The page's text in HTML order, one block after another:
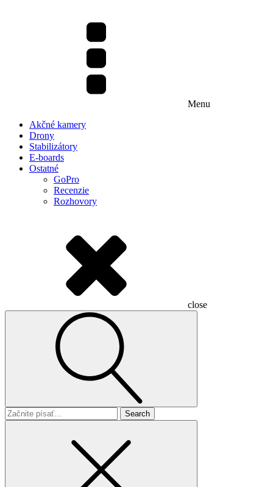
Menu
Akčné kamery
Drony
Stabilizátory
E-boards
Ostatné
GoPro
Recenzie
Rozhovory
close
Search
for